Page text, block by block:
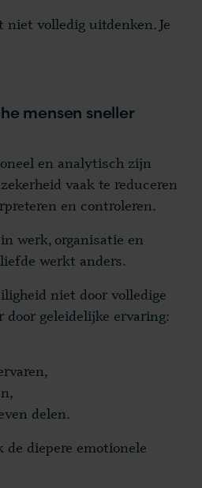
volledig uitdenken. Je
mensen sneller
en analytisch zijn
vaak te reduceren
en controleren.
werk, organisatie en
werkt anders.
niet door volledige
door geleidelijke ervaring:
delen.
de diepere emotionele